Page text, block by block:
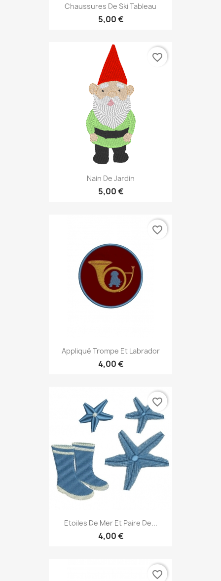
Chaussures De Ski Tableau
5,00 €
Nain De Jardin
5,00 €
favorite_border
Appliqué Trompe Et Labrador
4,00 €
favorite_border
Etoiles De Mer Et Paire De...
4,00 €
favorite_border
favorite_border